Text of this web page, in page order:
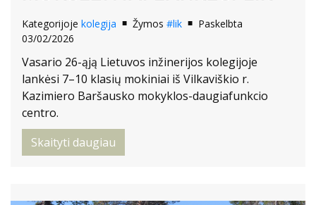
Kategorijoje kolegija Žymos #lik
Paskelbta
03/02/2026
Vasario 26-ąją Lietuvos inžinerijos kolegijoje
lankėsi 7–10 klasių mokiniai iš Vilkaviškio r.
Kazimiero Baršausko mokyklos-daugiafunkcio
centro.
Skaityti daugiau